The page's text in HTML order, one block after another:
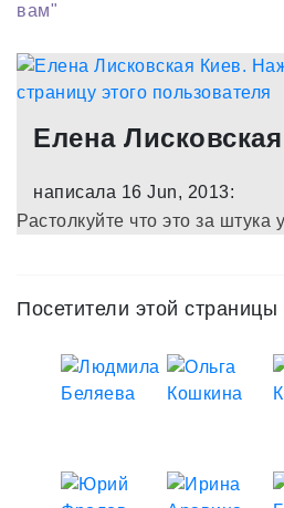
вам"
Елена
написала 16 Jun, 2013:
Растолкуйте что это за штука
Посетители этой страницы